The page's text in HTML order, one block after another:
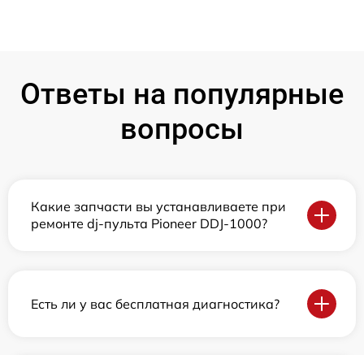
Ответы на популярные
вопросы
Какие запчасти вы устанавливаете при
ремонте dj-пульта Pioneer DDJ-1000?
Есть ли у вас бесплатная диагностика?